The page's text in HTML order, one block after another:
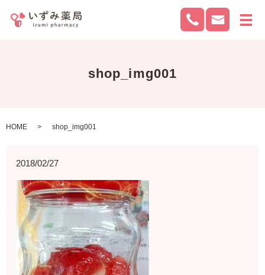
メ
shop_img001
HOME shop_img001
2018/02/27